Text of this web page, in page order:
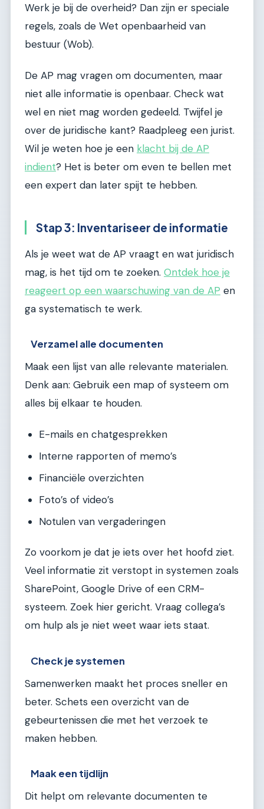
Werk je bij de overheid? Dan zijn er speciale
regels, zoals de Wet openbaarheid van
bestuur (Wob).
De AP mag vragen om documenten, maar
niet alle informatie is openbaar. Check wat
wel en niet mag worden gedeeld. Twijfel je
over de juridische kant? Raadpleeg een jurist.
Wil je weten hoe je een klacht bij de AP
indient? Het is beter om even te bellen met
een expert dan later spijt te hebben.
Stap 3: Inventariseer de informatie
Als je weet wat de AP vraagt en wat juridisch
mag, is het tijd om te zoeken. Ontdek hoe je
reageert op een waarschuwing van de AP en
ga systematisch te werk.
Verzamel alle documenten
Maak een lijst van alle relevante materialen.
Denk aan: Gebruik een map of systeem om
alles bij elkaar te houden.
E-mails en chatgesprekken
Interne rapporten of memo’s
Financiële overzichten
Foto’s of video’s
Notulen van vergaderingen
Zo voorkom je dat je iets over het hoofd ziet.
Veel informatie zit verstopt in systemen zoals
SharePoint, Google Drive of een CRM-
systeem. Zoek hier gericht. Vraag collega’s
om hulp als je niet weet waar iets staat.
Check je systemen
Samenwerken maakt het proces sneller en
beter. Schets een overzicht van de
gebeurtenissen die met het verzoek te
maken hebben.
Maak een tijdlijn
Dit helpt om relevante documenten te